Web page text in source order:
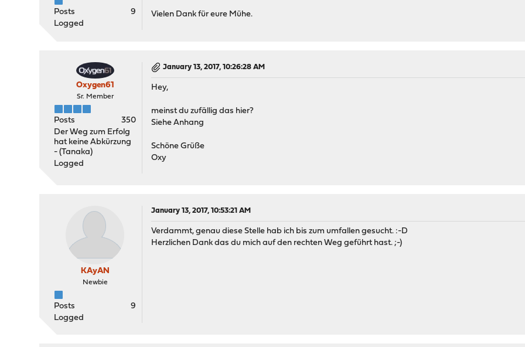
Posts
9
Logged
Vielen Dank für eure Mühe.
Oxygen61
Sr. Member
Posts
350
Der Weg zum Erfolg
hat keine Abkürzung
- (Tanaka)
Logged
January 13, 2017, 10:26:28 AM
Hey,
meinst du zufällig das hier?
Siehe Anhang
Schöne Grüße
Oxy
KAyAN
Newbie
Posts
9
Logged
January 13, 2017, 10:53:21 AM
Verdammt, genau diese Stelle hab ich bis zum umfallen gesucht. :-D
Herzlichen Dank das du mich auf den rechten Weg geführt hast. ;-)